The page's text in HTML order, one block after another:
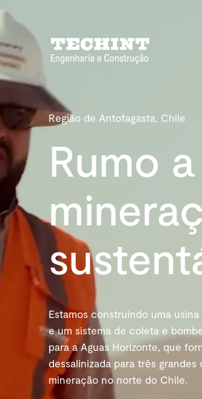
Região de Antofagasta, Chile
Rumo
Estamos construindo uma
e um sistema de coleta e
para a Aguas Horizonte, que
dessalinizada para três grandes
mineração no norte do Chile.